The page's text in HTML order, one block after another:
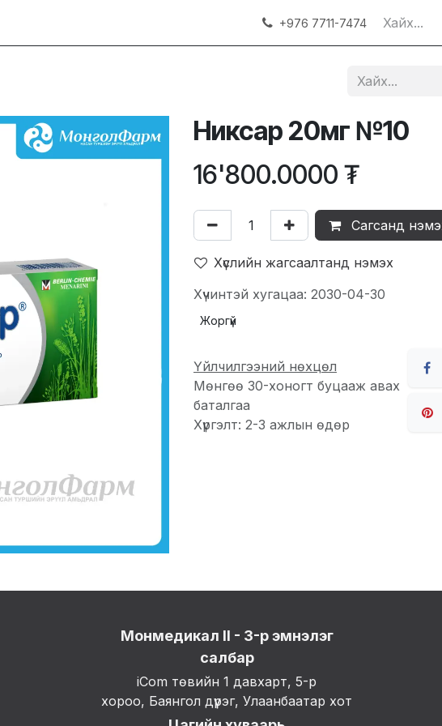
+976 7711-7474
Никсар 20мг №10
16'800.0000 ₮
Сагсанд
Хүслийн жагсаалтанд нэмэх
Хүчинтэй хугацаа: 2030-04-30
Жоргүй
Үйлчилгээний нөхцөл
Мөнгөө 30-хоногт буцааж авах
баталгаа
Хүргэлт: 2-3 ажлын өдөр
Монмедикал II - 3-р эмнэлэг
салбар
iCom төвийн 1 давхарт, 5-р
хороо, Баянгол дүүрэг, Улаанбаатар хот